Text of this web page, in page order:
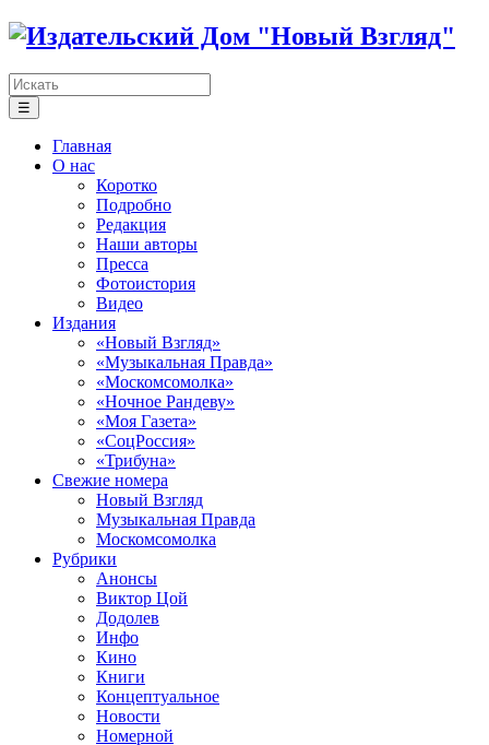
☰
Главная
О нас
Коротко
Подробно
Редакция
Наши авторы
Пресса
Фотоистория
Видео
Издания
«Новый Взгляд»
«Музыкальная Правда»
«Москомсомолка»
«Ночное Рандеву»
«Моя Газета»
«СоцРоссия»
«Трибуна»
Свежие номера
Новый Взгляд
Музыкальная Правда
Москомсомолка
Рубрики
Анонсы
Виктор Цой
Додолев
Инфо
Кино
Книги
Концептуальное
Новости
Номерной